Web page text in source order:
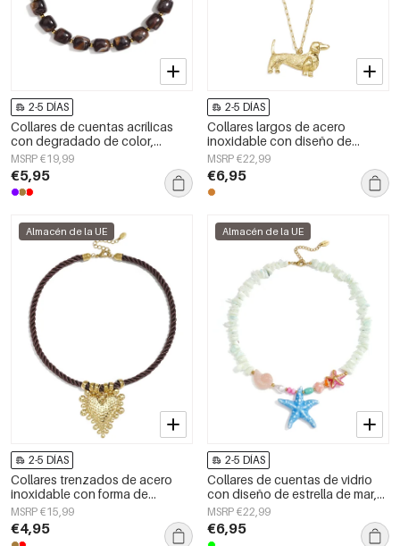
2-5 DÍAS
Collares de cuentas acrílicas
con degradado de color,
sencillos para el día a día, de la
serie Simple. Joyería para mujer.
MSRP €19,99
€5,95
2-5 DÍAS
Collares largos de acero
inoxidable con diseño de
animales, sencillos, de la serie
Daily Simple, joyería para mujer.
MSRP €22,99
€6,95
Almacén de la UE
2-5 DÍAS
Collares trenzados de acero
inoxidable con forma de
corazón, sencillos, de la serie
Daily Simple para mujer.
MSRP €15,99
€4,95
Almacén de la UE
2-5 DÍAS
Collares de cuentas de vidrio
con diseño de estrella de mar,
ideales para vacaciones o para
disfrutar de la playa. Colección
romántica para mujer.
MSRP €22,99
€6,95